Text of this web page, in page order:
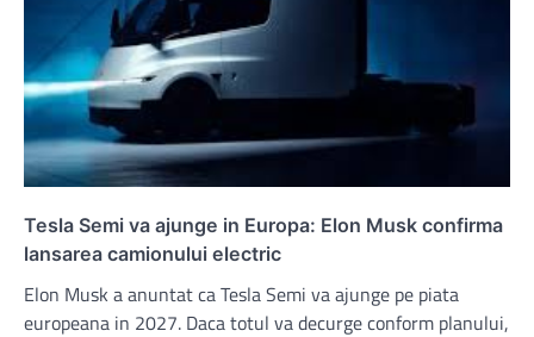
Tesla Semi va ajunge in Europa: Elon Musk confirma
lansarea camionului electric
Elon Musk a anuntat ca Tesla Semi va ajunge pe piata
europeana in 2027. Daca totul va decurge conform planului,